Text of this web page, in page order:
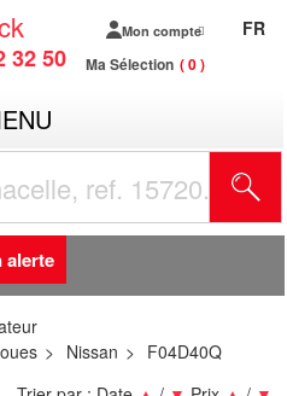
32 50
Mon compte
Ma Sélection 0
FR
alerte
Nissan F04D40Q